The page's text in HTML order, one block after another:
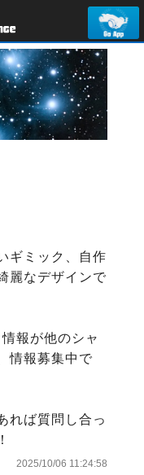
ギミック、自作
麗なデザインで
報が他のシャ
情報募集中で
れば質問し合っ
2025/10/06 11:24:58